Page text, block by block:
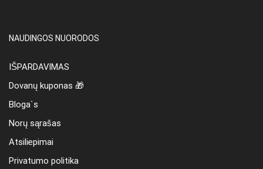
NAUDINGOS NUORODOS
IŠPARDAVIMAS
Dovanų kuponas 🎁
Bloga`s
Norų sąrašas
Atsiliepimai
Privatumo politika